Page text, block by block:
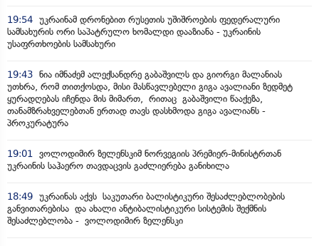
19:54 უკრაინამ დრონებით რუსეთის უშიშროების ფედერალური
სამსახურის ორი საპატრულო ხომალდი დააზიანა - უკრაინის
უსაფრთხოების სამსახური
19:43 ნია იმნაძემ ალექსანდრე გაბაშვილს და გიორგი მალანიას
უთხრა, რომ თითქოსდა, მისი მასწავლებელი გიგა ავალიანი ზედმეტ
ყურადღებას იჩენდა მის მიმართ, რითაც გაბაშვილი წააქეზა,
თანამზრახველებთან ერთად თავს დასხმოდა გიგა ავალიანს -
პროკურატურა
19:01
ვოლოდიმირ ზელენსკიმ ნორვეგიის პრემიერ-მინისტრთან
უკრაინის საჰაერო თავდაცვის გაძლიერება განიხილა
18:49 უკრაინას აქვს საკუთარი ბალისტიკური შესაძლებლობების
განვითარებისა და ახალი ანტიბალისტიკური სისტემის შექმნის
შესაძლებლობა - ვოლოდიმირ ზელენსკი